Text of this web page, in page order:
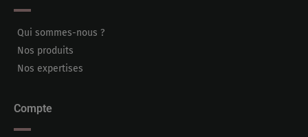
Qui sommes-nous ?
Nos produits
Nos expertises
Compte